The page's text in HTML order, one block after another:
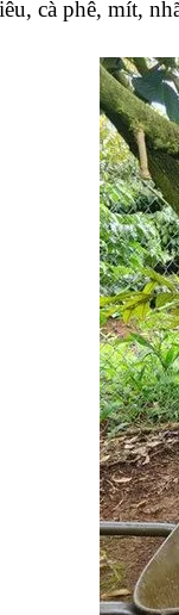
cà phê, mít,